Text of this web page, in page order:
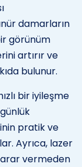
damarların
görünüm
artırır ve
bulunur.
bir iyileşme
pratik ve
Ayrıca, lazer
vermeden